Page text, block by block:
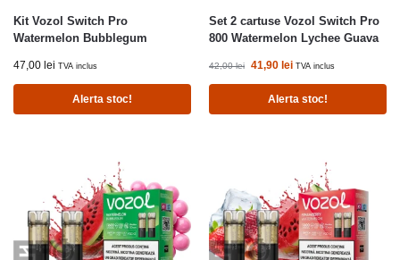
Kit Vozol Switch Pro
Watermelon Bubblegum
47,00 lei TVA inclus
Alerta stoc!
Set 2 cartuse Vozol Switch Pro
800 Watermelon Lychee Guava
42,00lei 41,90 lei TVA inclus
Alerta stoc!